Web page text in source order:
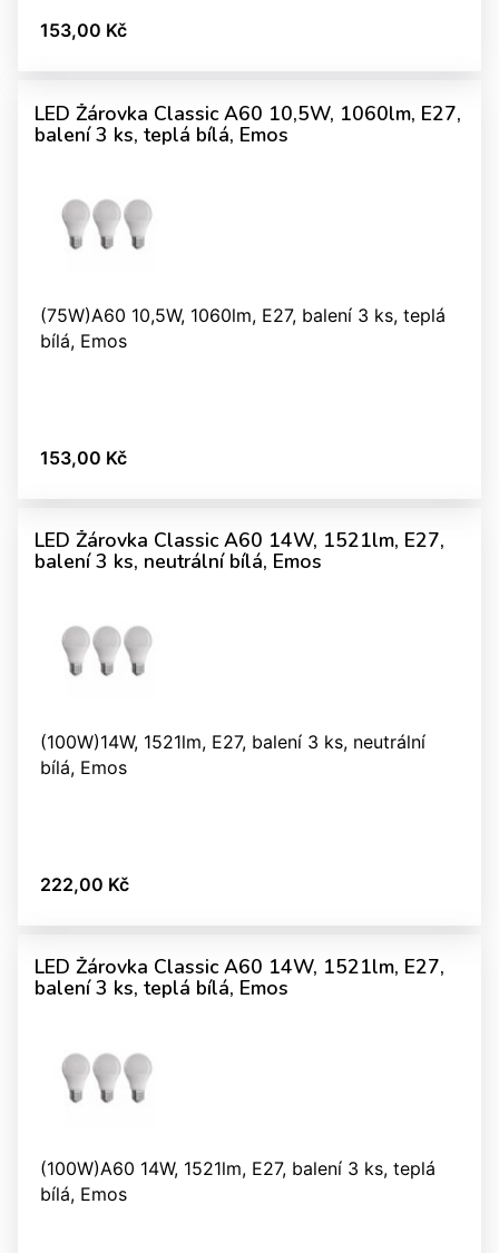
153,00 Kč
LED Žárovka Classic A60 10,5W, 1060lm, E27,
balení 3 ks, teplá bílá, Emos
(75W)A60 10,5W, 1060lm, E27, balení 3 ks, teplá
bílá, Emos
153,00 Kč
LED Žárovka Classic A60 14W, 1521lm, E27,
balení 3 ks, neutrální bílá, Emos
(100W)14W, 1521lm, E27, balení 3 ks, neutrální
bílá, Emos
222,00 Kč
LED Žárovka Classic A60 14W, 1521lm, E27,
balení 3 ks, teplá bílá, Emos
(100W)A60 14W, 1521lm, E27, balení 3 ks, teplá
bílá, Emos